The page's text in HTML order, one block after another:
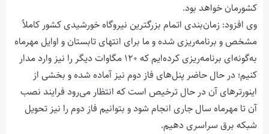
کشورمان خواهد بود.
وی افزود: زمان‌بندی‌ اتمام بزرگترین نیروگاه خورشیدی کشور کاملاً
مشخص و برنامه‌ریزی شده و ما برای انتهای تابستان و اوایل مهرماه
به‌گونه‌ای برنامه‌ریزی کرده‌ایم که ۱۲۰ مگاوات دیگر را نیز وارد مدار
کنیم؛ در حال حاضر پنل‌های فاز دوم نیز آماده شده و بخشی از
اینورترهای آن در حال ترخیص است که انتظار می‌رود فرایند نصب
آن تا مهرماه سال جاری انجام شود و بتوانیم فاز دوم را نیز تحویل
شبکه برق سراسری دهیم.